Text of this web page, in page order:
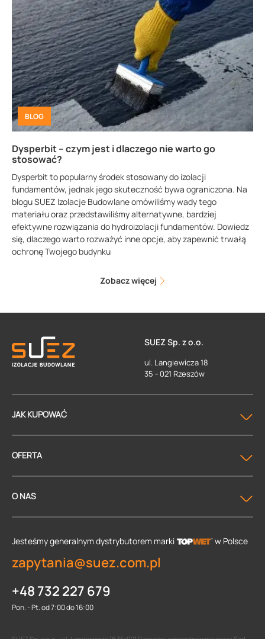
BLOG
Dysperbit – czym jest i dlaczego nie warto go
stosować?
Dysperbit to popularny środek stosowany do izolacji
fundamentów, jednak jego skuteczność bywa ograniczona. Na
blogu SUEZ Izolacje Budowlane omówiliśmy wady tego
materiału oraz przedstawiliśmy alternatywne, bardziej
efektywne rozwiązania do hydroizolacji fundamentów. Dowiedz
się, dlaczego warto rozważyć inne opcje, aby zapewnić trwałą
ochronę Twojego budynku
Zobacz więcej
SUEZ Sp. z o.o.
ul. Langiewicza 18
35 - 021 Rzeszów
JAK KUPOWAĆ
OFERTA
O NAS
Jesteśmy generalnym dystrybutorem marki w Polsce
zapytania@suez.com.pl
+48 732 227 679
Pon. - Pt. od 7:00 do 16:00